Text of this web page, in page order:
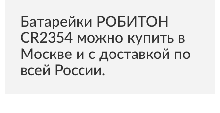
Батарейки РОБИТОН
CR2354 можно купить в
Москве и с доставкой по
всей России.